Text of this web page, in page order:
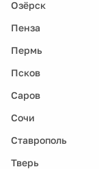
Озёрск
Пенза
Пермь
Псков
Саров
Сочи
Ставрополь
Тверь